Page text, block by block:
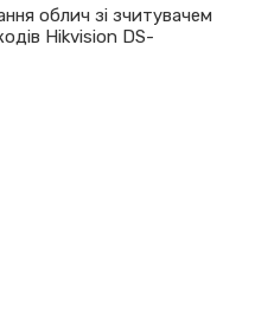
облич зі зчитувачем
Hikvision DS-